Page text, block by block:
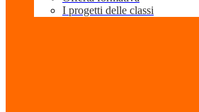
I progetti delle classi